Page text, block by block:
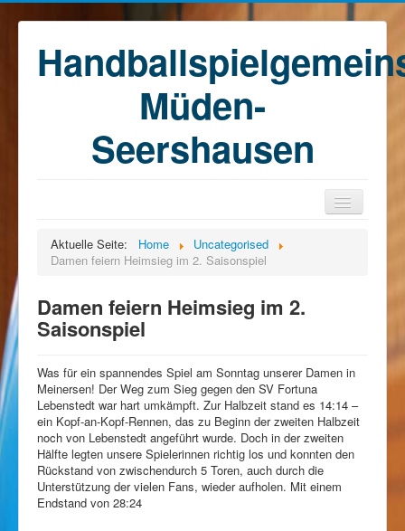
Müden-
Seershausen
Teams
Kontakt
Sponsoren
Aktuelle Seite: Home
Uncategorised
Damen feiern Heimsieg im 2. Saisonspiel
Damen feiern Heimsieg im 2.
Saisonspiel
Was für ein spannendes Spiel am Sonntag unserer Damen in
Meinersen! Der Weg zum Sieg gegen den SV Fortuna
Lebenstedt war hart umkämpft. Zur Halbzeit stand es 14:14 –
ein Kopf-an-Kopf-Rennen, das zu Beginn der zweiten Halbzeit
noch von Lebenstedt angeführt wurde. Doch in der zweiten
Hälfte legten unsere Spielerinnen richtig los und konnten den
Rückstand von zwischendurch 5 Toren, auch durch die
Unterstützung der vielen Fans, wieder aufholen. Mit einem
Endstand von 28:24